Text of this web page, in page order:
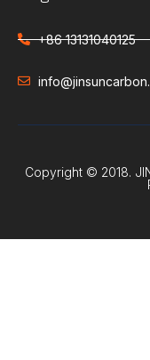
+86 13131040125
Copyright © 2018.